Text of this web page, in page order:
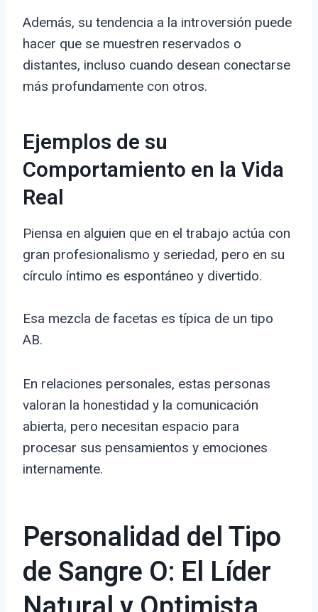
Además, su tendencia a la introversión puede
hacer que se muestren reservados o
distantes, incluso cuando desean conectarse
más profundamente con otros.
Ejemplos de su
Comportamiento en la Vida
Real
Piensa en alguien que en el trabajo actúa con
gran profesionalismo y seriedad, pero en su
círculo íntimo es espontáneo y divertido.
Esa mezcla de facetas es típica de un tipo
AB.
En relaciones personales, estas personas
valoran la honestidad y la comunicación
abierta, pero necesitan espacio para
procesar sus pensamientos y emociones
internamente.
Personalidad del Tipo
de Sangre O: El Líder